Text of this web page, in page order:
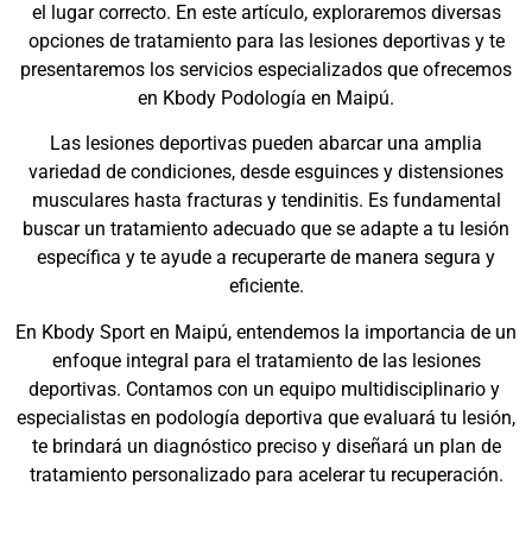
el lugar correcto. En este artículo, exploraremos diversas
opciones de tratamiento para las lesiones deportivas y te
presentaremos los servicios especializados que ofrecemos
en Kbody Podología en Maipú.
Las lesiones deportivas pueden abarcar una amplia
variedad de condiciones, desde esguinces y distensiones
musculares hasta fracturas y tendinitis. Es fundamental
buscar un tratamiento adecuado que se adapte a tu lesión
específica y te ayude a recuperarte de manera segura y
eficiente.
En Kbody Sport en Maipú, entendemos la importancia de un
enfoque integral para el tratamiento de las lesiones
deportivas. Contamos con un equipo multidisciplinario y
especialistas en podología deportiva que evaluará tu lesión,
te brindará un diagnóstico preciso y diseñará un plan de
tratamiento personalizado para acelerar tu recuperación.